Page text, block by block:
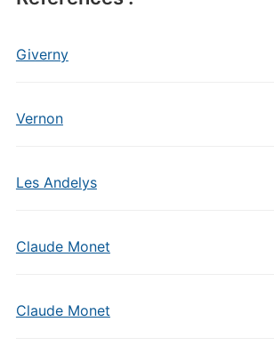
Giverny
Vernon
Les Andelys
Claude Monet
Claude Monet